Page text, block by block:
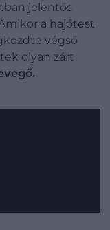
jelentős
a hajótest
végső
olyan zárt